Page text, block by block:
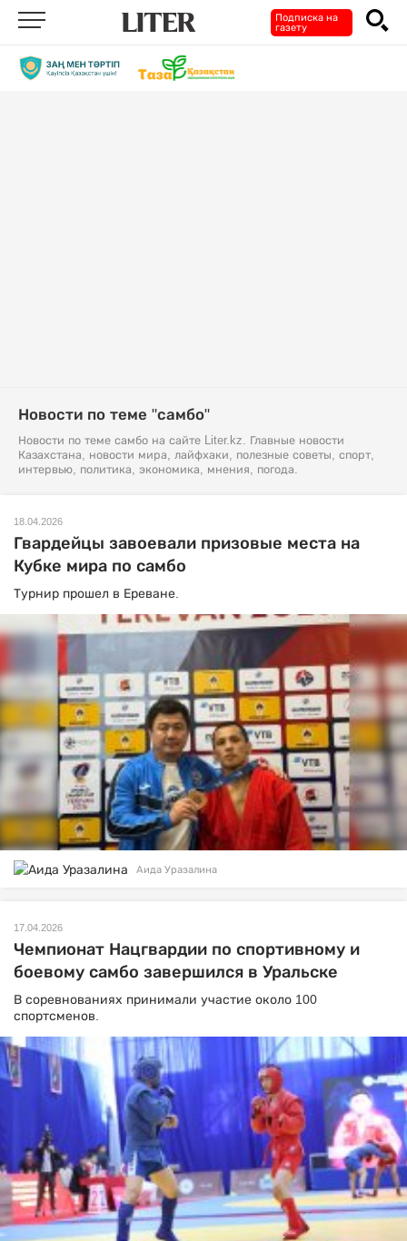
Подписка на
газету
Новости по теме "самбо"
Новости по теме самбо на сайте Liter.kz. Главные новости
Казахстана, новости мира, лайфхаки, полезные советы, спорт,
интервью, политика, экономика, мнения, погода.
18.04.2026
Гвардейцы завоевали призовые места на
Кубке мира по самбо
Турнир прошел в Ереване.
Аида Уразалина
17.04.2026
Чемпионат Нацгвардии по спортивному и
боевому самбо завершился в Уральске
В соревнованиях принимали участие около 100
спортсменов.